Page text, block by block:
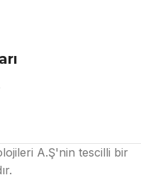
A.Ş'nin tescilli bir